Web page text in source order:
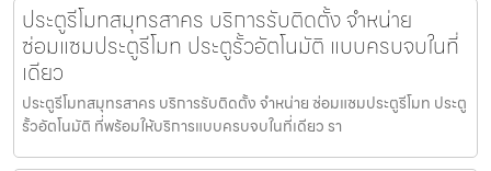
ประตูรีโมทสมุทรสาคร บริการรับติดตั้ง จำหน่าย
ซ่อมแซมประตูรีโมท ประตูรั้วอัตโนมัติ แบบครบจบในที่
เดียว
ประตูรีโมทสมุทรสาคร บริการรับติดตั้ง จำหน่าย ซ่อมแซมประตูรีโมท ประตู
รั้วอัตโนมัติ ที่พร้อมให้บริการแบบครบจบในที่เดียว รา